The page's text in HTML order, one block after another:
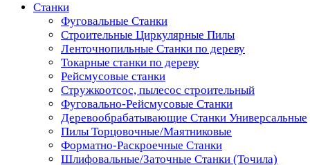
Станки
Фуговальные Станки
Строительные Циркулярные Пилы
Ленточнопильные Станки по дереву
Токарные станки по дереву
Рейсмусовые станки
Стружкоотсос, пылесос строительный
Фуговально-Рейсмусовые Станки
Деревообрабатывающие Станки Универсальные
Пилы Торцовочные/Маятниковые
Форматно-Раскроечные Станки
Шлифовальные/Заточные Станки (Точила)